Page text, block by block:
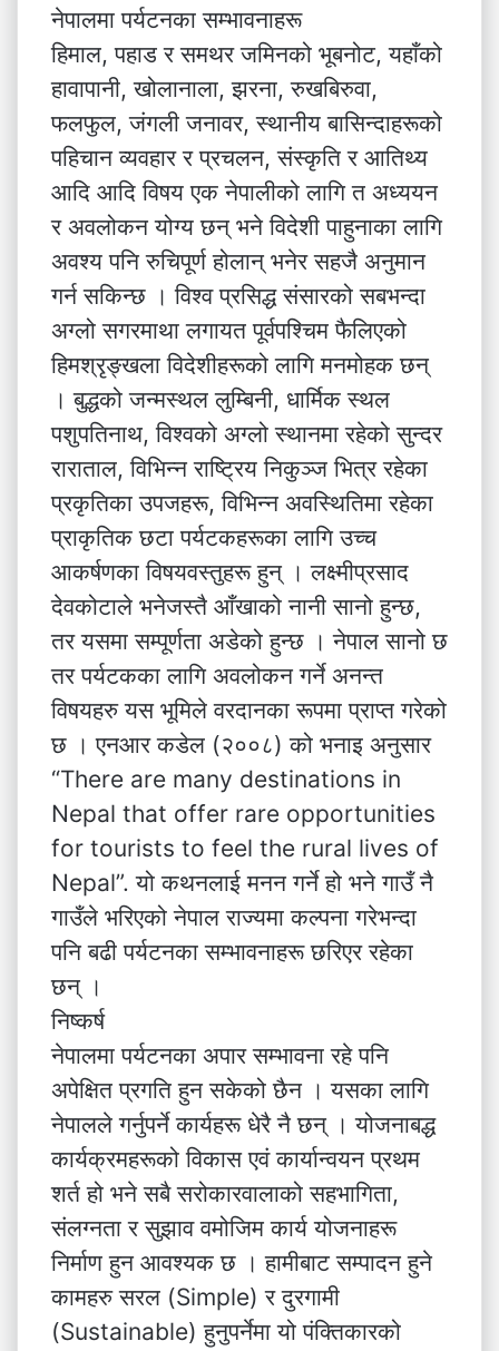
नेपालमा पर्यटनका सम्भावनाहरू
हिमाल, पहाड र समथर जमिनको भूबनोट, यहाँको
हावापानी, खोलानाला, झरना, रुखबिरुवा,
फलफुल, जंगली जनावर, स्थानीय बासिन्दाहरूको
पहिचान व्यवहार र प्रचलन, संस्कृति र आतिथ्य
आदि आदि विषय एक नेपालीको लागि त अध्ययन
र अवलोकन योग्य छन् भने विदेशी पाहुनाका लागि
अवश्य पनि रुचिपूर्ण होलान् भनेर सहजै अनुमान
गर्न सकिन्छ । विश्व प्रसिद्ध संसारको सबभन्दा
अग्लो सगरमाथा लगायत पूर्वपश्चिम फैलिएको
हिमश्रृङ्खला विदेशीहरूको लागि मनमोहक छन्
। बुद्धको जन्मस्थल लुम्बिनी, धार्मिक स्थल
पशुपतिनाथ, विश्वको अग्लो स्थानमा रहेको सुन्दर
राराताल, विभिन्न राष्ट्रिय निकुञ्ज भित्र रहेका
प्रकृतिका उपजहरू, विभिन्न अवस्थितिमा रहेका
प्राकृतिक छटा पर्यटकहरूका लागि उच्च
आकर्षणका विषयवस्तुहरू हुन् । लक्ष्मीप्रसाद
देवकोटाले भनेजस्तै आँखाको नानी सानो हुन्छ,
तर यसमा सम्पूर्णता अडेको हुन्छ । नेपाल सानो छ
तर पर्यटकका लागि अवलोकन गर्ने अनन्त
विषयहरु यस भूमिले वरदानका रूपमा प्राप्त गरेको
छ । एनआर कडेल (२००८) को भनाइ अनुसार
“There are many destinations in
Nepal that offer rare opportunities
for tourists to feel the rural lives of
Nepal”. यो कथनलाई मनन गर्ने हो भने गाउँ नै
गाउँले भरिएको नेपाल राज्यमा कल्पना गरेभन्दा
पनि बढी पर्यटनका सम्भावनाहरू छरिएर रहेका
छन् ।
निष्कर्ष
नेपालमा पर्यटनका अपार सम्भावना रहे पनि
अपेक्षित प्रगति हुन सकेको छैन । यसका लागि
नेपालले गर्नुपर्ने कार्यहरू धेरै नै छन् । योजनाबद्ध
कार्यक्रमहरूको विकास एवं कार्यान्वयन प्रथम
शर्त हो भने सबै सरोकारवालाको सहभागिता,
संलग्नता र सुझाव वमोजिम कार्य योजनाहरू
निर्माण हुन आवश्यक छ । हामीबाट सम्पादन हुने
कामहरु सरल (Simple) र दुरगामी
(Sustainable) हुनुपर्नेमा यो पंक्तिकारको